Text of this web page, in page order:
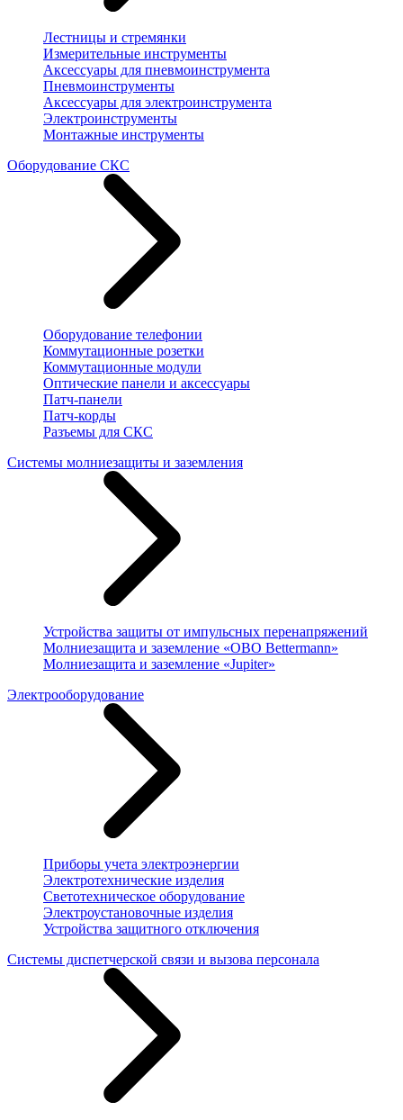
Лестницы и стремянки
Измерительные инструменты
Аксессуары для пневмоинструмента
Пневмоинструменты
Аксессуары для электроинструмента
Электроинструменты
Монтажные инструменты
Оборудование СКС
Оборудование телефонии
Коммутационные розетки
Коммутационные модули
Оптические панели и аксессуары
Патч-панели
Патч-корды
Разъемы для СКС
Системы молниезащиты и заземления
Устройства защиты от импульсных перенапряжений
Молниезащита и заземление «OBO Bettermann»
Молниезащита и заземление «Jupiter»
Электрооборудование
Приборы учета электроэнергии
Электротехнические изделия
Светотехническое оборудование
Электроустановочные изделия
Устройства защитного отключения
Системы диспетчерской связи и вызова персонала